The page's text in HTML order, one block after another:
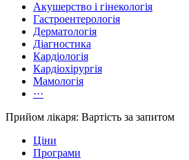
Акушерство і гінекологія
Гастроентерологія
Дерматологія
Діагностика
Кардіологія
Кардіохірургія
Мамологія
···
Прийом лікаря: Вартість за запитом
Ціни
Програми